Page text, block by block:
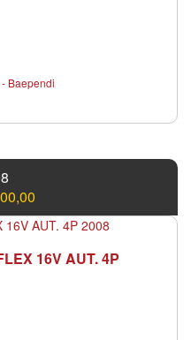
Baependi
16V AUT. 4P